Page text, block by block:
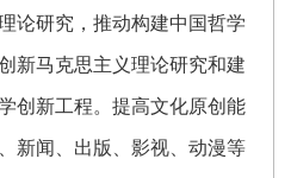
论研究，推动构建中国哲学
新马克思主义理论研究和建
创新工程。提高文化原创能
新闻、出版、影视、动漫等